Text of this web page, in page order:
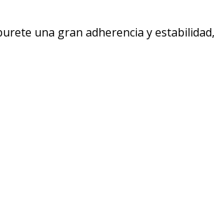
una gran adherencia y